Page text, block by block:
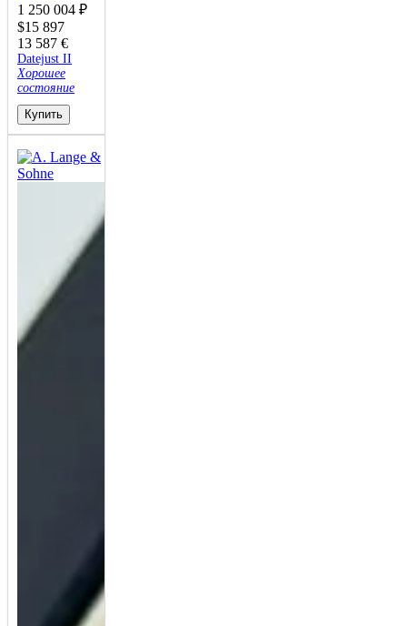
1 250 004 ₽
$15 897
13 587 €
Datejust II
Хорошее
состояние
Купить